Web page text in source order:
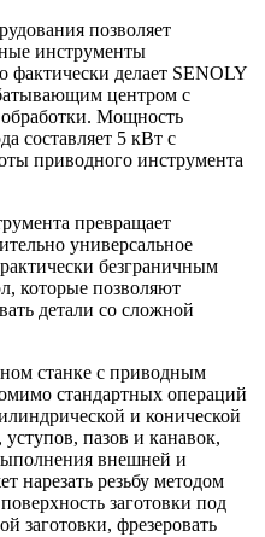
позволяет
инструменты
фактически делает SENOLY
центром с
Мощность
составляет 5 кВт с
приводного инструмента
превращает
универсальное
безграничным
которые позволяют
детали со сложной
станке с приводным
стандартных операций
и конической
пазов и канавок,
внешней и
нарезать резьбу методом
заготовки под
заготовки, фрезеровать